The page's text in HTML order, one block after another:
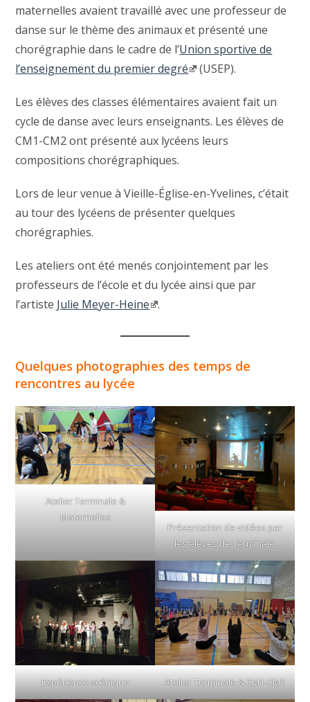
maternelles avaient travaillé avec une professeur de
danse sur le thème des animaux et présenté une
chorégraphie dans le cadre de l’Union sportive de
l’enseignement du premier degré
(USEP).
Les élèves des classes élémentaires avaient fait un
cycle de danse avec leurs enseignants. Les élèves de
CM1-CM2 ont présenté aux lycéens leurs
compositions chorégraphiques.
Lors de leur venue à Vieille-Église-en-Yvelines, c’était
au tour des lycéens de présenter quelques
chorégraphies.
Les ateliers ont été menés conjointement par les
professeurs de l’école et du lycée ainsi que par
l’artiste Julie Meyer-Heine .
Quelques photographies des temps de
rencontres au lycée
Atelier Terminale &
Maternelles
Présentation de vidéos par
les élèves de Terminale
Expérience scénique Atelier Terminale & CM1-CM2